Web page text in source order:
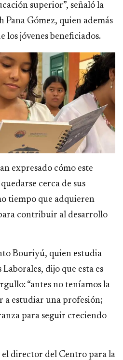
superior”, señaló la
Pana Gómez, quien además
los jóvenes beneficiados.
expresado cómo este
cerca de sus
tiempo que adquieren
contribuir al desarrollo
Bouriyú, quien estudia
dijo que esta es
“antes no teníamos la
a estudiar una profesión;
para seguir creciendo
el director del Centro para la